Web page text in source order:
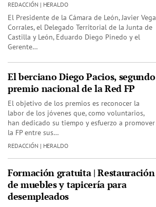
REDACCIÓN | HERALDO
El Presidente de la Cámara de León, Javier Vega
Corrales, el Delegado Territorial de la Junta de
Castilla y León, Eduardo Diego Pinedo y el
Gerente…
El berciano Diego Pacios, segundo
premio nacional de la Red FP
El objetivo de los premios es reconocer la
labor de los jóvenes que, como voluntarios,
han dedicado su tiempo y esfuerzo a promover
la FP entre sus…
REDACCIÓN | HERALDO
Formación gratuita | Restauración
de muebles y tapicería para
desempleados